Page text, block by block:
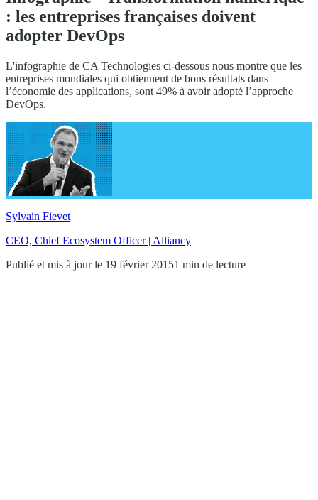
: les entreprises françaises doivent
adopter DevOps
L'infographie de CA Technologies ci-dessous nous montre que les
entreprises mondiales qui obtiennent de bons résultats dans
l’économie des applications, sont 49% à avoir adopté l’approche
DevOps.
Sylvain Fievet
CEO, Chief Ecosystem Officer | Alliancy
Publié et mis à jour le 19 février 20151 min de lecture